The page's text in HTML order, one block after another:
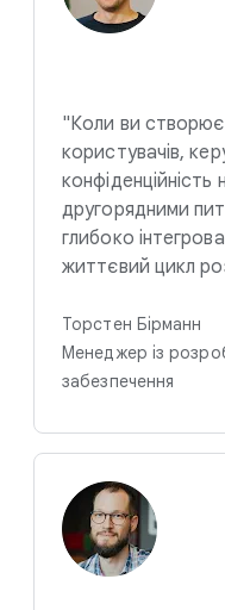
"Коли ви
користувачів,
другорядними
глибоко
життєвий цикл
Торстен Бірманн
Менеджер із
забезпечення